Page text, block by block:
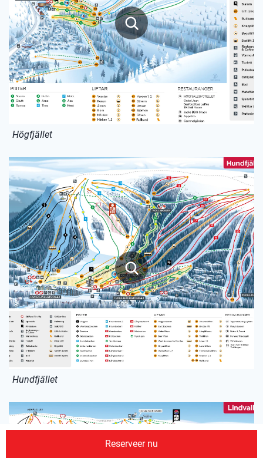
Högfjället
Hundfjället
Reserveer nu